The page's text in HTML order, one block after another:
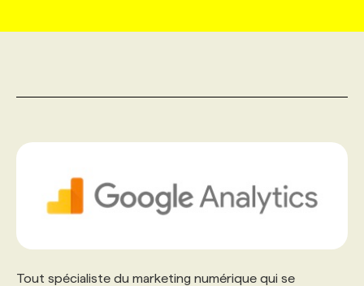
AFFAIRES DE L'INDUSTRIE
INITIATIVES NUMÉRIQUES
PRIX ET DISTINCTIONS
TENDANCES
WEB & MÉDIAS SOCIAUX
MARKETING DURABLE
GEO/SEO
ÉVÉNEMENTIEL
INFOLETTRE PUBLICITÉ
ANNONCEZ AVEC NOUS
CONSULTER LA CVTHÈQUE
PROFIL ENTREPRISE
ANNONCEZ AVEC NOUS
VOIR LES OFFRES
PROFIL CANDIDAT
FAQ
ANNONCEZ AVEC NOUS
NOS FORMATIONS EN LIGNE
NOS PARCOURS DE FORMATIONS
FORMATIONS PERSONNALISÉES
NOS FORMATEUR‧RICES
CHASSE DE TÊTE
SERVICE DE CHASSE DE TÊTE
NOS TARIFS
NOS EXPERTISES
Tout spécialiste du marketing numérique qui se